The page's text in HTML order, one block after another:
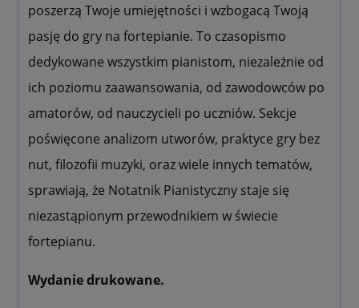
poszerzą Twoje umiejętności i wzbogacą Twoją
pasję do gry na fortepianie. To czasopismo
dedykowane wszystkim pianistom, niezależnie od
ich poziomu zaawansowania, od zawodowców po
amatorów, od nauczycieli po uczniów. Sekcje
poświęcone analizom utworów, praktyce gry bez
nut, filozofii muzyki, oraz wiele innych tematów,
sprawiają, że Notatnik Pianistyczny staje się
niezastąpionym przewodnikiem w świecie
fortepianu.
Wydanie drukowane.